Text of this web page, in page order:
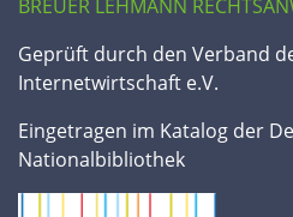
BREUER LEHMANN
Geprüft durch den Verband
Internetwirtschaft e.V.
Eingetragen im Katalog der
Nationalbibliothek